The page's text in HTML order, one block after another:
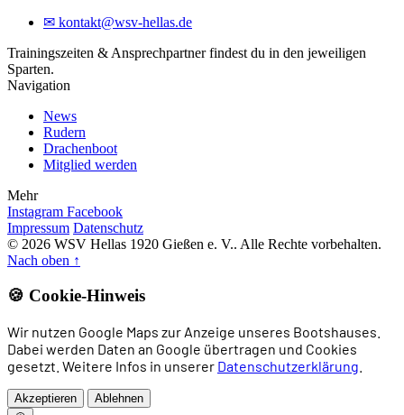
✉ kontakt@wsv-hellas.de
Trainingszeiten & Ansprechpartner findest du in den jeweiligen
Sparten.
Navigation
News
Rudern
Drachenboot
Mitglied werden
Mehr
Instagram Facebook
Impressum Datenschutz
© 2026 WSV Hellas 1920 Gießen e. V.. Alle Rechte vorbehalten.
Nach oben ↑
🍪 Cookie-Hinweis
Wir nutzen Google Maps zur Anzeige unseres Bootshauses.
Dabei werden Daten an Google übertragen und Cookies
gesetzt. Weitere Infos in unserer Datenschutzerklärung
Akzeptieren
Ablehnen